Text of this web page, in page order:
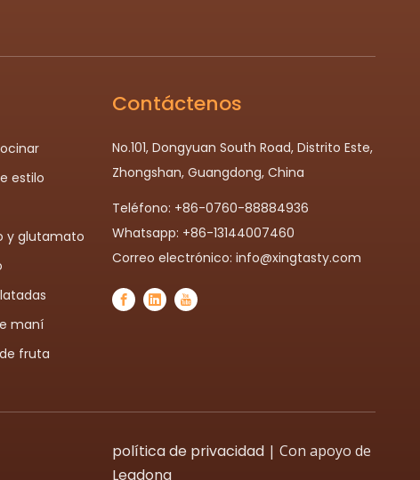
estilo
y glutamato
maní
fruta
Contáctenos
No.101, Dongyuan South Road, Distrito Este,
Zhongshan, Guangdong, China
Teléfono: +86-0760-88884936
Whatsapp: +86-13144007460
Correo electrónico: info@xingtasty.com
política de privacidad | Con apoyo de
Leadong